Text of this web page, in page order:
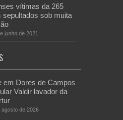
vítimas da 265
sepultados sob muita
junho de 2021
em Dores de Campos
Valdir lavador da
agosto de 2026